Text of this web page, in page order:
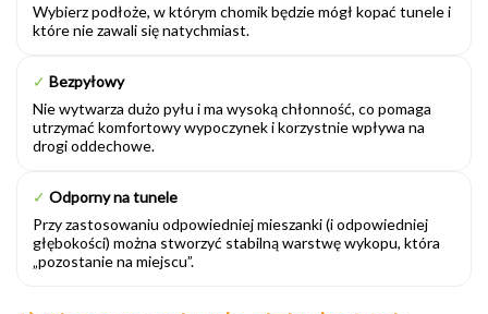
Wybierz podłoże, w którym chomik będzie mógł kopać tunele i
które nie zawali się natychmiast.
✓ Bezpyłowy
Nie wytwarza dużo pyłu i ma wysoką chłonność, co pomaga
utrzymać komfortowy wypoczynek i korzystnie wpływa na
drogi oddechowe.
✓ Odporny na tunele
Przy zastosowaniu odpowiedniej mieszanki (i odpowiedniej
głębokości) można stworzyć stabilną warstwę wykopu, która
„pozostanie na miejscu”.